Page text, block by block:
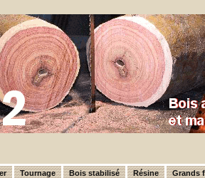
Tournage Bois stabilisé Résine Grands